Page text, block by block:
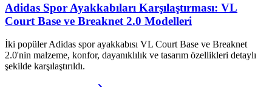
Adidas Spor Ayakkabıları Karşılaştırması: VL
Court Base ve Breaknet 2.0 Modelleri
İki popüler Adidas spor ayakkabısı VL Court Base ve Breaknet
2.0'nin malzeme, konfor, dayanıklılık ve tasarım özellikleri detaylı
şekilde karşılaştırıldı.